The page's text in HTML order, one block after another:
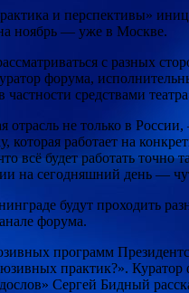
и перспективы»
ноябрь — уже в Москве.
с разных
форума,
средствами
не только в
которая работает на
всё будет работать
на сегодняшний день —
будут проходить
форума.
программ
практик?». Куратор
Сергей Бидный